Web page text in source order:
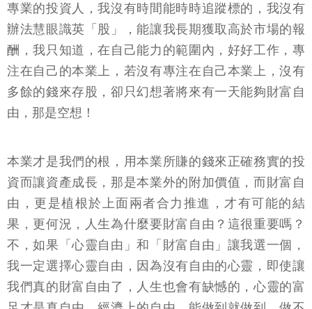
專業的投資人，我沒有時間能時時追蹤標的，我沒有
辦法慧眼識英「股」，能讓我長期獲取高於市場的報
酬，我只知道，在自己能力的範圍內，好好工作，專
注在自己的本業上，若沒有專注在自己本業上，沒有
多餘的錢來存股，卻只幻想著將來有一天能夠財富自
由，那是空想！
本業才是我們的根，用本業所賺的錢來正確務實的投
資而讓資產成長，那是本業外的附加價值，而財富自
由，更是植根於上面兩者合力推進，才有可能的結
果，更何況，人生為什麼要財富自由？這很重要嗎？
不，如果「心靈自由」和「財富自由」讓我選一個，
我一定選擇心靈自由，因為沒有自由的心靈，即使讓
我們真的財富自由了，人生也會有缺憾的，心靈的富